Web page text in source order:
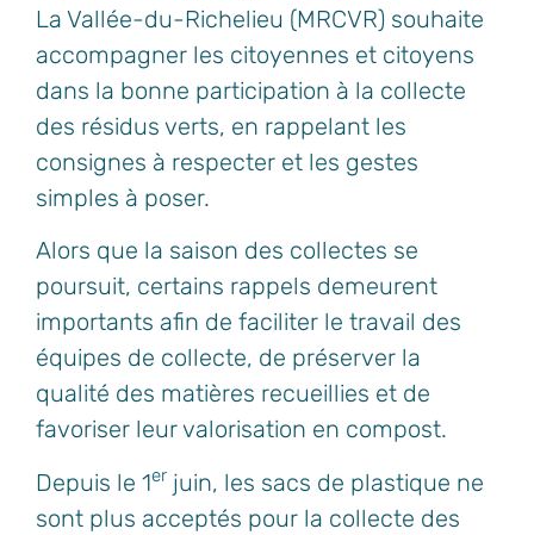
La Vallée-du-Richelieu (MRCVR) souhaite
accompagner les citoyennes et citoyens
dans la bonne participation à la collecte
des résidus verts, en rappelant les
consignes à respecter et les gestes
simples à poser.
Alors que la saison des collectes se
poursuit, certains rappels demeurent
importants afin de faciliter le travail des
équipes de collecte, de préserver la
qualité des matières recueillies et de
favoriser leur valorisation en compost.
Depuis le 1er juin, les sacs de plastique ne
sont plus acceptés pour la collecte des